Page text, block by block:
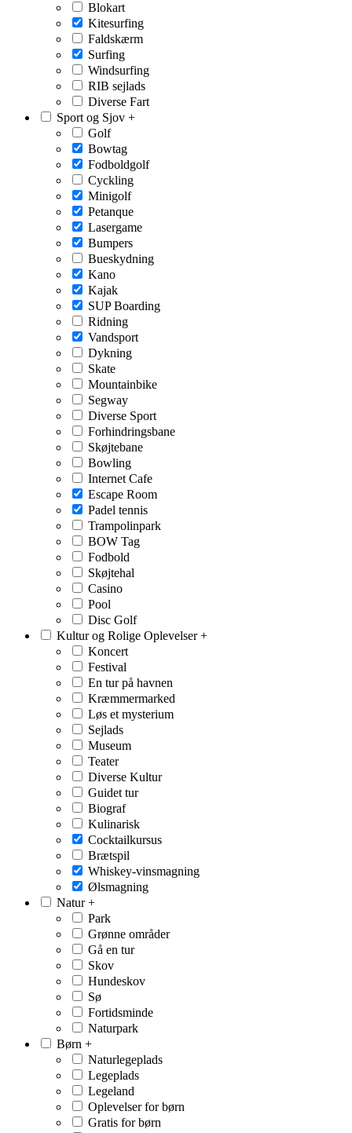
Blokart
Kitesurfing
Faldskærm
Surfing
Windsurfing
RIB sejlads
Diverse Fart
Sport og Sjov +
Golf
Bowtag
Fodboldgolf
Cyckling
Minigolf
Petanque
Lasergame
Bumpers
Bueskydning
Kano
Kajak
SUP Boarding
Ridning
Vandsport
Dykning
Skate
Mountainbike
Segway
Diverse Sport
Forhindringsbane
Skøjtebane
Bowling
Internet Cafe
Escape Room
Padel tennis
Trampolinpark
BOW Tag
Fodbold
Skøjtehal
Casino
Pool
Disc Golf
Kultur og Rolige Oplevelser+
Koncert
Festival
En tur på havnen
Kræmmermarked
Løs et mysterium
Sejlads
Museum
Teater
Diverse Kultur
Guidet tur
Biograf
Kulinarisk
Cocktailkursus
Brætspil
Whiskey-vinsmagning
Ølsmagning
Natur+
Park
Grønne områder
Gå en tur
Skov
Hundeskov
Sø
Fortidsminde
Naturpark
Børn +
Naturlegeplads
Legeplads
Legeland
Oplevelser for børn
Gratis for børn